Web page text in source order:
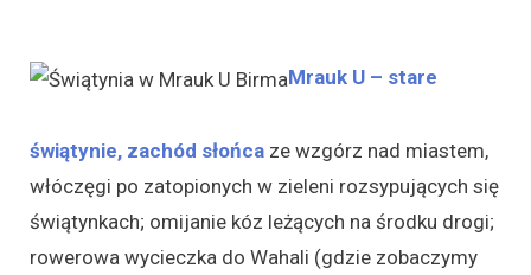
Mrauk U – stare
świątynie, zachód słońca ze wzgórz nad miastem,
włóczęgi po zatopionych w zieleni rozsypujących się
świątynkach; omijanie kóz leżących na środku drogi;
rowerowa wycieczka do Wahali (gdzie zobaczymy